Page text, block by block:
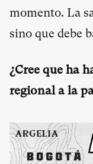
momento. La
sino que debe
¿Cree que ha
regional a la